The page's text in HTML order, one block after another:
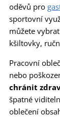
oděvů pro
sportovní
můžete
kšiltovky,
Pracovní
nebo
chránit
špatné
oblečení